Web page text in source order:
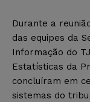
Durante a
das equipes da
Informação do
Estatísticas da
concluíram em
sistemas do